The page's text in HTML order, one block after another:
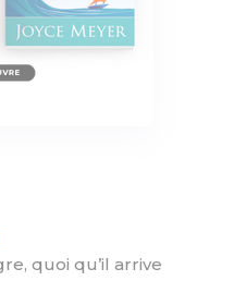
quoi qu’il arrive